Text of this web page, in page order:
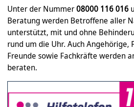
Unter der Nummer08000 116 016
Beratung werden Betroffene aller
unterstützt, mit und ohne
rund um die Uhr. Auch Angehörige,
Freunde sowie Fachkräfte werden
beraten.